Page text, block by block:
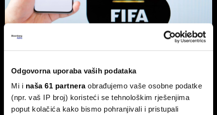
Odgovorna uporaba vaših podataka
Mi i naša 61 partneraobrađujemo vaše osobne podatke
(npr. vaš IP broj) koristeći se tehnološkim rješenjima
poput kolačića kako bismo pohranjivali i pristupali
pobjednici nogometnog ludila?
O poslovnoj strani nogometa, tržištu koje se mijenja pod
utjecajem novih investitora i tehnologije te poziciji
Hrvatske u svemu tome, za Bloomberg Adriju govori
nogometni menadžer Marko Naletilić.